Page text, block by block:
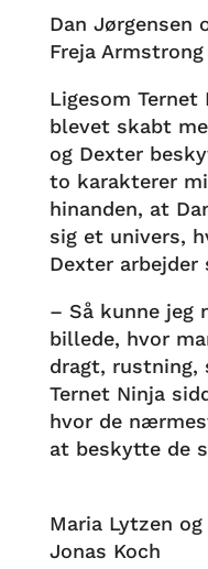
Dan Jørgensen
Freja Armstrong
Ligesom Ternet
blevet skabt
og Dexter
to karakterer
hinanden, at
sig et univers,
Dexter arbejder
– Så kunne
billede, hvor
dragt, rustning,
Ternet Ninja
hvor de
at beskytte de
Maria Lytzen
Jonas Koch